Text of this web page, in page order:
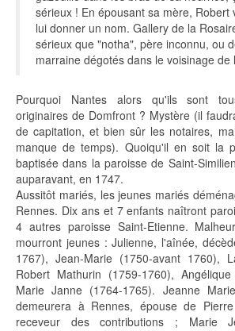
sérieux ! En épousant sa mère, Robert
lui donner un nom. Gallery de la
sérieux que "notha", père inconnu, ou
marraine dégotés dans le voisinage de
Pourquoi Nantes alors qu'ils sont
originaires de Domfront ? Mystère (il
de capitation, et bien sûr les notaires,
manque de temps). Quoiqu'il en soit la
baptisée dans la paroisse de Saint-
auparavant, en 1747.
Aussitôt mariés, les jeunes mariés
Rennes. Dix ans et 7 enfants naîtront
4 autres paroisse Saint-Etienne.
mourront jeunes : Julienne, l'aînée,
1767), Jean-Marie (1750-avant 1760),
Robert Mathurin (1759-1760),
Marie Janne (1764-1765). Jeanne
demeurera à Rennes, épouse de Pierre
receveur des contributions ; Marie